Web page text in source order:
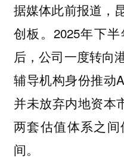
据媒体此前报道，
创板。2025年下
后，公司一度转向
辅导机构身份推动
并未放弃内地资本
两套估值体系之
间。